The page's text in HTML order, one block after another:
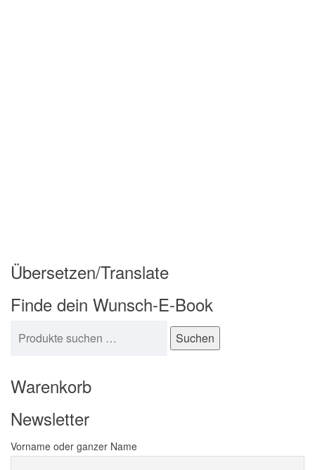
Übersetzen/Translate
Finde dein Wunsch-E-Book
Suchen
Warenkorb
Newsletter
Vorname oder ganzer Name